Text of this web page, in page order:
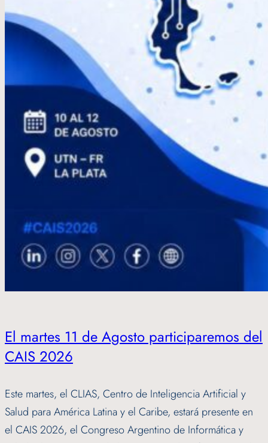
El martes 11 de Agosto participaremos del
CAIS 2026
Este martes, el CLIAS, Centro de Inteligencia Artificial y
Salud para América Latina y el Caribe, estará presente en
el CAIS 2026, el Congreso Argentino de Informática y